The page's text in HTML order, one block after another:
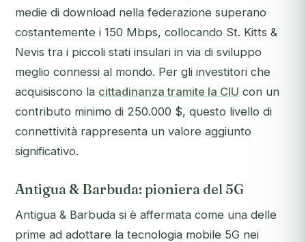
medie di download nella federazione superano
costantemente i 150 Mbps, collocando St. Kitts &
Nevis tra i piccoli stati insulari in via di sviluppo
meglio connessi al mondo. Per gli investitori che
acquisiscono la cittadinanza tramite la CIU con un
contributo minimo di 250.000 $, questo livello di
connettività rappresenta un valore aggiunto
significativo.
Antigua & Barbuda: pioniera del 5G
Antigua & Barbuda si è affermata come una delle
prime ad adottare la tecnologia mobile 5G nei